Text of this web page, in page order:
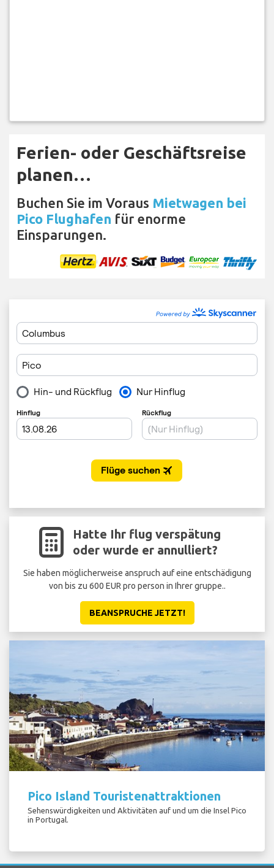
Ferien- oder Geschäftsreise
planen…
Buchen Sie im Voraus Mietwagen bei
Pico Flughafen für enorme
Einsparungen.
Hatte Ihr flug verspätung
oder wurde er annulliert?
Sie haben möglicherweise anspruch auf eine entschädigung
von bis zu 600 EUR pro person in Ihrer gruppe..
BEANSPRUCHE JETZT!
Pico Island Touristenattraktionen
Sehenswürdigkeiten und Aktivitäten auf und um die Insel Pico
in Portugal.